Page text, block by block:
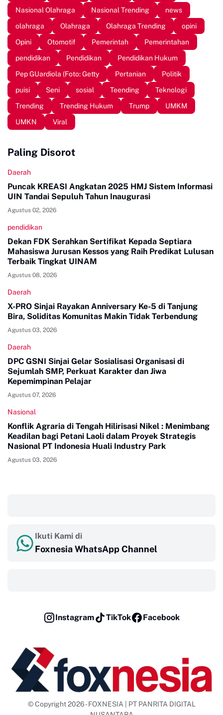
Nasional Olahraga
Nasional Trending
news
olahraga
Olahraga Olahraga Trending
opini
Opini
Otomotif Pemerintah
Pemerintahan
pendidikan
Pendidikan
Pendidikan Hukum
Pep GUardiola (Foto: Getty
Pertanian
Politik
puisi
Seni sosial Teending
Teknologi
Trending
Trending Hukum Trump
UMKM
UMKN
Viral
Paling Disorot
Daerah
Puncak KREASI Angkatan 2025 HMJ Sistem Informasi
UIN Tandai Sepuluh Tahun Inaugurasi
Agustus 02, 2026
pendidikan
Dekan FDK Serahkan Sertifikat Kepada Septiara
Mahasiswa Jurusan Kessos yang Raih Predikat Lulusan
Terbaik Tingkat UINAM
Agustus 08, 2026
Daerah
X-PRO Sinjai Rayakan Anniversary Ke-5 di Tanjung
Bira, Soliditas Komunitas Makin Tidak Terbendung
Agustus 03, 2026
Daerah
DPC GSNI Sinjai Gelar Sosialisasi Organisasi di
Sejumlah SMP, Perkuat Karakter dan Jiwa
Kepemimpinan Pelajar
Agustus 07, 2026
Nasional
Konflik Agraria di Tengah Hilirisasi Nikel : Menimbang
Keadilan bagi Petani Laoli dalam Proyek Strategis
Nasional PT Indonesia Huali Industry Park
Agustus 03, 2026
Ikuti Kami di
Foxnesia WhatsApp Channel
Instagram TikTok Facebook
© Copyright 2026 - FOXNESIA | PT PANRITA DIGITAL